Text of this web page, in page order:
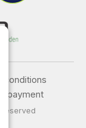
conditions
payment